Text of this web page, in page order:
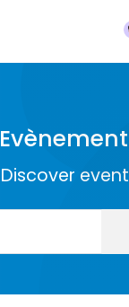
Discover